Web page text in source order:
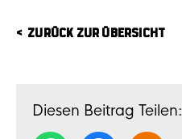
ZURÜCK ZUR ÜBERSICHT
Diesen Beitrag Teilen: